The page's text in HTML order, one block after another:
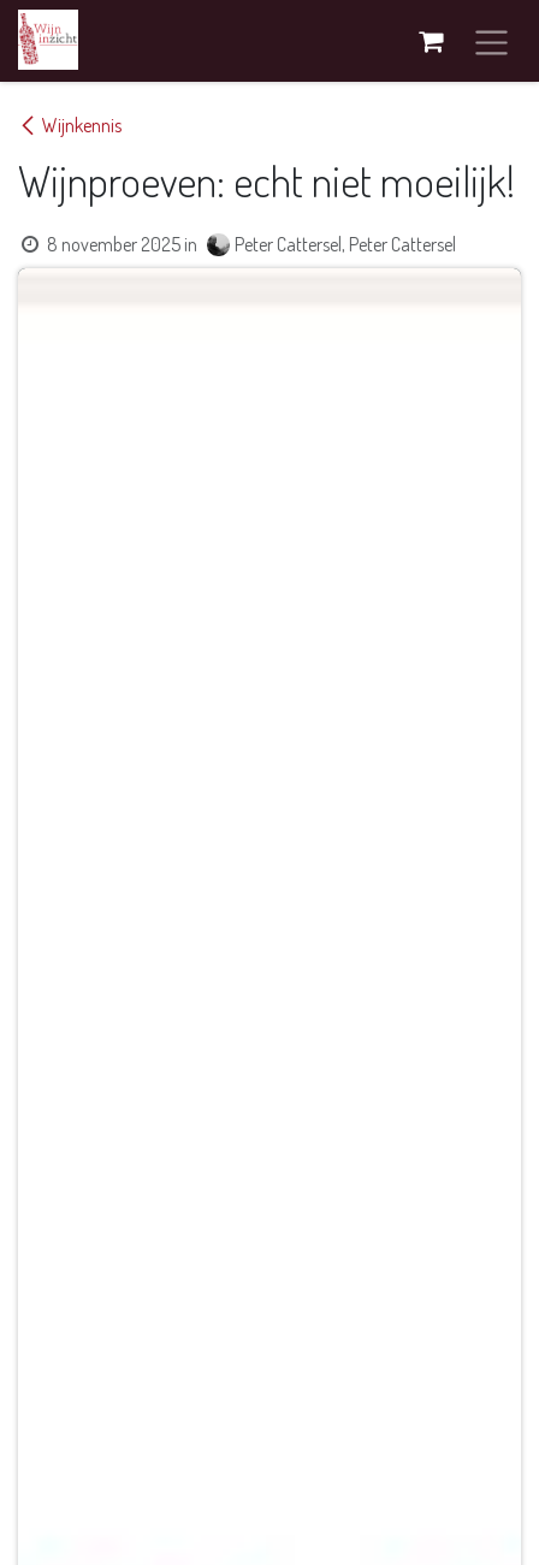
Overslaan naar inhoud
Wijnkennis
Wijnproeven: echt niet moeilijk!
8 november 2025 in Peter Cattersel, Peter Cattersel